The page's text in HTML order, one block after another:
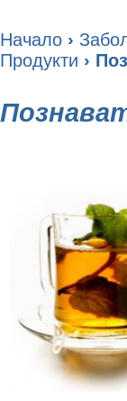
Начало ›
Продукти ›